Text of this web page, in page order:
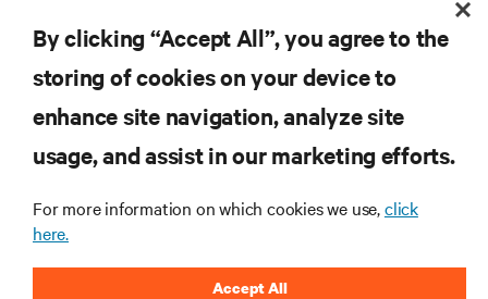
ŞİMDİ KAYDOLUN
KAYNAKLAR
KURUMSAL
By clicking “Accept All”, you agree to the
storing of cookies on your device to
enhance site navigation, analyze site
usage, and assist in our marketing efforts.
For more information on which cookies we use,click
here.
Accept All